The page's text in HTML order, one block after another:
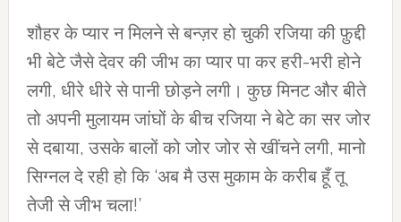
शौहर के प्यार न मिलने से बन्ज़र हो चुकी रजिया की फ़ुद्दी
भी बेटे जैसे देवर की जीभ का प्यार पा कर हरी-भरी होने
लगी, धीरे धीरे से पानी छोड़ने लगी। कुछ मिनट और बीते
तो अपनी मुलायम जांघों के बीच रजिया ने बेटे का सर जोर
से दबाया, उसके बालों को जोर जोर से खींचने लगी, मानो
सिग्नल दे रही हो कि ‘अब मै उस मुकाम के करीब हूँ तू
तेजी से जीभ चला!’